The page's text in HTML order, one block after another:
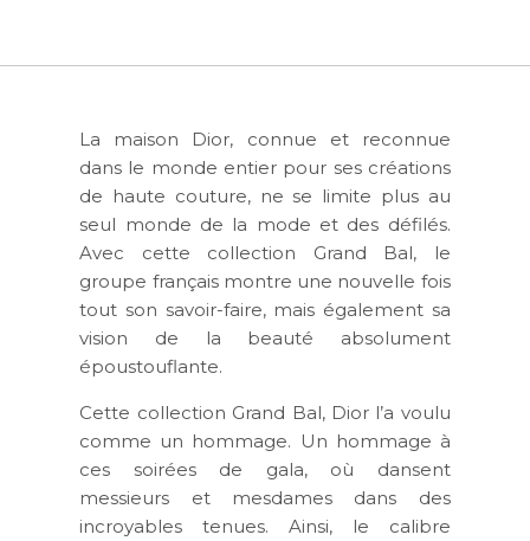
La maison Dior, connue et reconnue
dans le monde entier pour ses créations
de haute couture, ne se limite plus au
seul monde de la mode et des défilés.
Avec cette collection Grand Bal, le
groupe français montre une nouvelle fois
tout son savoir-faire, mais également sa
vision de la beauté absolument
époustouflante.
Cette collection Grand Bal, Dior l’a voulu
comme un hommage. Un hommage à
ces soirées de gala, où dansent
messieurs et mesdames dans des
incroyables tenues. Ainsi, le calibre